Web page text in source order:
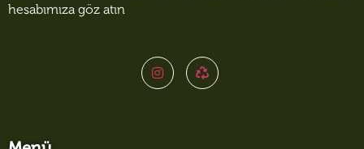
hesabımıza göz atın